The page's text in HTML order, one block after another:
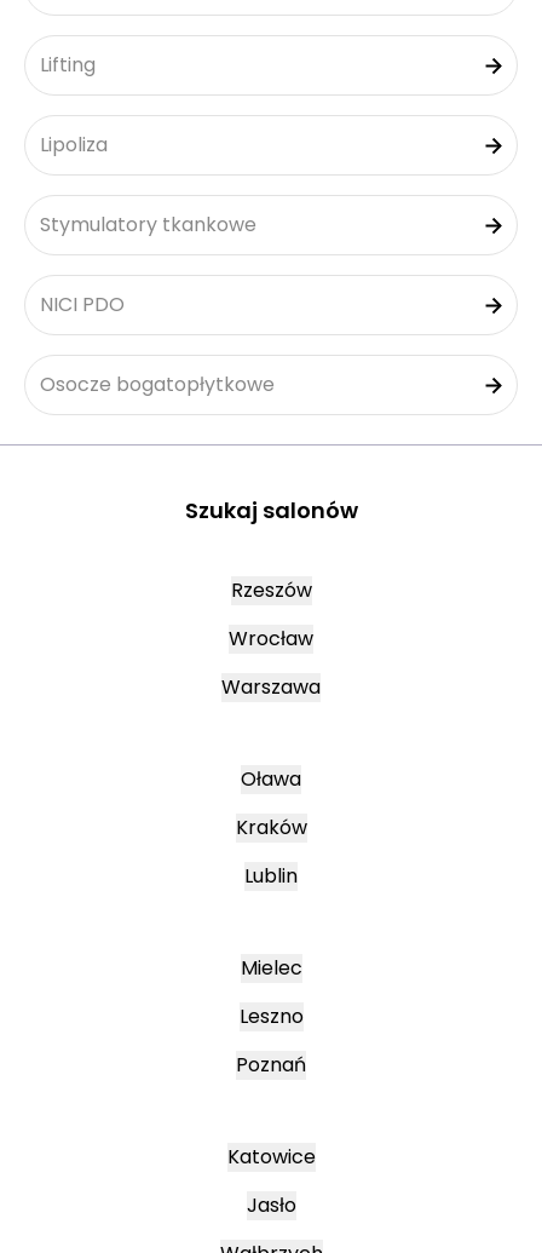
Lifting
Lipoliza
Stymulatory tkankowe
NICI PDO
Osocze bogatopłytkowe
Szukaj salonów
Rzeszów
Wrocław
Warszawa
Oława
Kraków
Lublin
Mielec
Leszno
Poznań
Katowice
Jasło